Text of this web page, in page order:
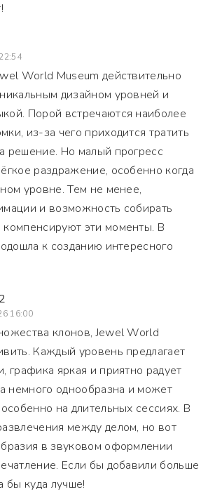
World Museum действительно
дизайном уровней и
Порой встречаются наиболее
из-за чего приходится тратить
решение. Но малый прогресс
раздражение, особенно когда
уровне. Тем не менее,
и возможность собирать
эти моменты. В
к созданию интересного
16:00
клонов, Jewel World
Каждый уровень предлагает
графика яркая и приятно радует
немного однообразна и может
на длительных сессиях. В
между делом, но вот
в звуковом оформлении
Если бы добавили больше
бы куда лучше!